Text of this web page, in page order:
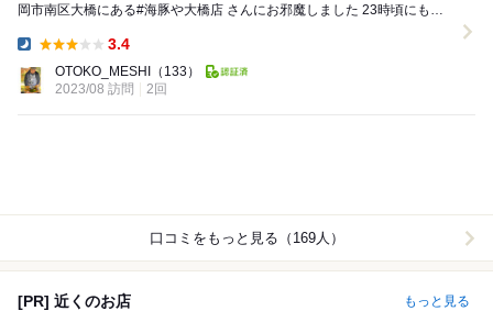
岡市南区大橋にある#海豚や大橋店 さんにお邪魔しました 23時頃にも関
3.4
OTOKO_MESHI
（133）
2023/08 訪問
2回
口コミをもっと見る（169人）
[PR] 近くのお店 もっと見る